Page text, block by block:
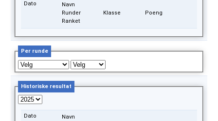
Dato
Navn
Runder
Klasse
Poeng
Ranket
Per runde
Historiske resultat
Dato
Navn